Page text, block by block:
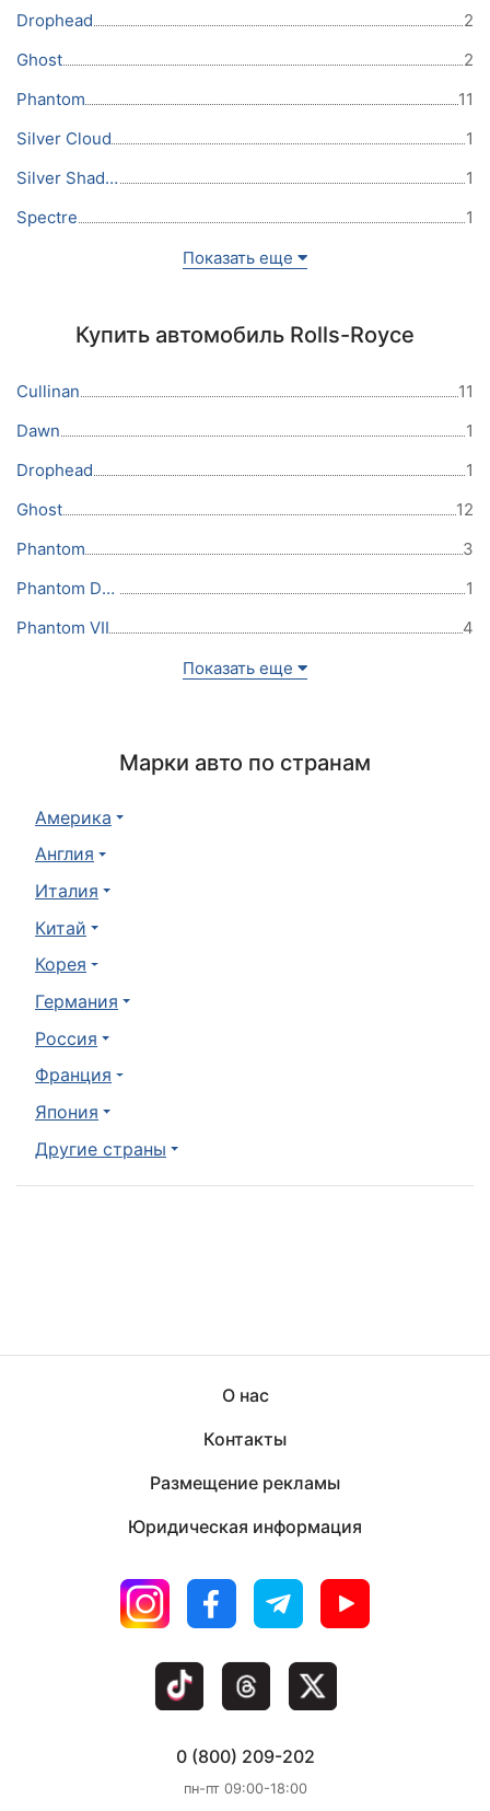
Drophead
2
Ghost
2
Phantom
11
Silver Cloud
1
Silver Shadow
1
Spectre
1
Показать еще
Купить автомобиль Rolls-Royce
Cullinan
11
Dawn
1
Drophead
1
Ghost
12
Phantom
3
Phantom Drophead Coupe
1
Phantom VII
4
Показать еще
Марки авто по странам
Америка
Англия
Италия
Китай
Корея
Германия
Россия
Франция
Япония
Другие страны
О нас
Контакты
Размещение рекламы
Юридическая информация
0 (800) 209-202
пн-пт 09:00-18:00